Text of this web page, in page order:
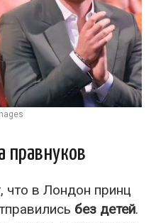
правнуков
в Лондон принц
без детей.